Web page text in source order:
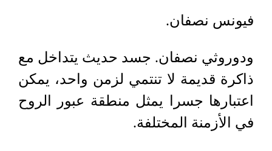
فيونس نصفان.
ودوروثي نصفان. جسد حديث يتداخل مع
ذاكرة قديمة لا تنتمي لزمن واحد، يمكن
اعتبارها جسرا يمثل منطقة عبور الروح
في الأزمنة المختلفة.